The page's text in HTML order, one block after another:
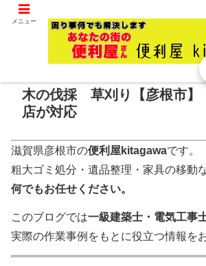
便利屋の お仕事
木の伐採 草刈り【彦根市】
店が対応
滋賀県彦根市の便利屋kitagawaです。
粗大ゴミ処分・遺品整理・家具の移動な
何でもお任せください。
このブログでは一級建築士・電気工事
実際の作業事例をもとに役立つ情報を
メニュー